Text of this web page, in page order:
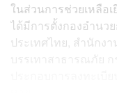
ในส่วนการช่วยเหลือ
ได้มีการตั้งกองอำนว
ประเทศไทย, สำนักง